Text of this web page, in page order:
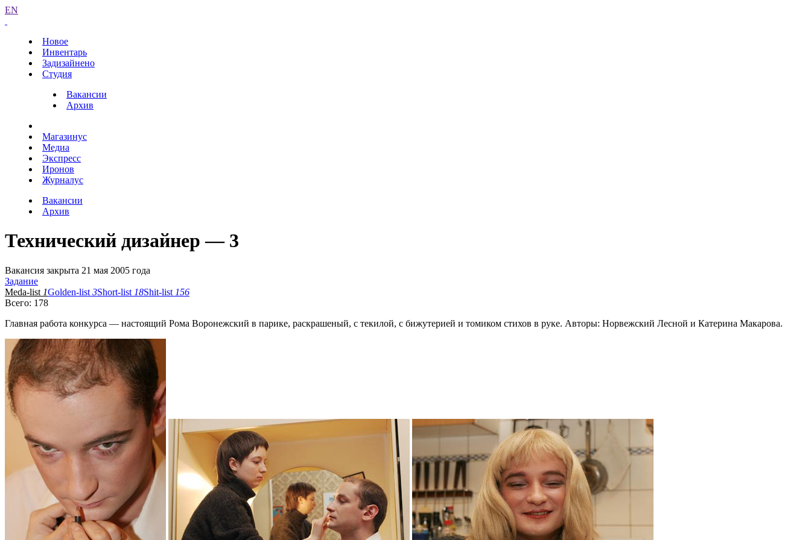
EN
Новое
Инвентарь
Задизайнено
Студия
Вакансии
Архив
Магазинус
Медиа
Экспресс
Иронов
Журналус
Вакансии
Архив
Технический дизайнер — 3
Вакансия закрыта 21 мая 2005 года
Задание
Meda-list 1Golden-list 3Short-list 18Shit-list 156
Всего: 178
Главная работа конкурса — настоящий Рома Воронежский в парике, раскрашеный, с текилой, с бижутерией и томиком стихов в руке. Авторы: Норвежский Лесной и Катерина Макарова.